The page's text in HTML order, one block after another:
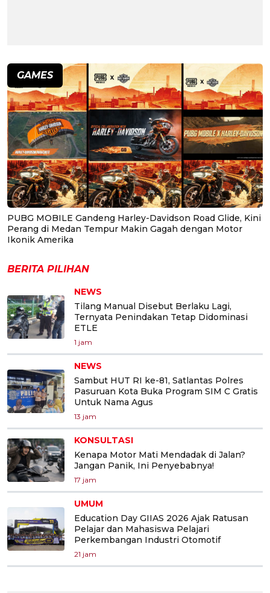
GAMES
PUBG MOBILE Gandeng Harley-Davidson Road Glide, Kini
Perang di Medan Tempur Makin Gagah dengan Motor
Ikonik Amerika
BERITA PILIHAN
NEWS
Tilang Manual Disebut Berlaku Lagi,
Ternyata Penindakan Tetap Didominasi
ETLE
1 jam
NEWS
Sambut HUT RI ke-81, Satlantas Polres
Pasuruan Kota Buka Program SIM C Gratis
Untuk Nama Agus
13 jam
KONSULTASI
Kenapa Motor Mati Mendadak di Jalan?
Jangan Panik, Ini Penyebabnya!
17 jam
UMUM
Education Day GIIAS 2026 Ajak Ratusan
Pelajar dan Mahasiswa Pelajari
Perkembangan Industri Otomotif
21 jam